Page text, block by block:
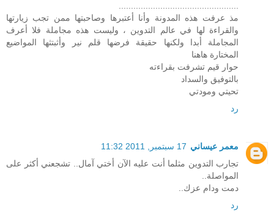
مذ عرفت هذه المدونة وأنا أعتبرها وصاحبتها ممن تجب زيارتها
والقراءة لها في عالم التدوين ، وليست هذه مجاملة فلا أعرف
المجاملة أبدا ولكنها حقيقة فرضها قلم نير وأثبتثها المواضيع
المختارة هاهنا
حوار قيم تشرفت بقراءته
بالتوفيق والسداد
تحيتي ومودتي
رد
معمر عيساني 17 سبتمبر, 2011 11:32
تجارب التدوين مثلما أنت عليه الآن أختي آمال.. تشجعني أكثر على
المواصلة..
دمت ودام عزك..
رد